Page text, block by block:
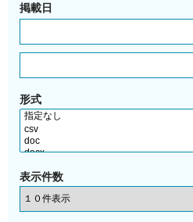
掲載日
形式
表示件数